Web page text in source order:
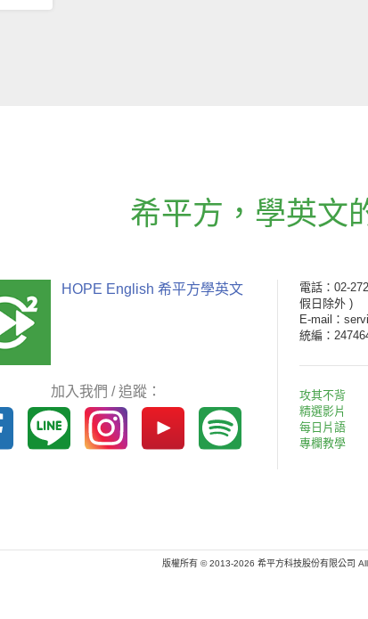
希平方 ， 學英文
HOPE English 希平方學英文
加入我們 / 追蹤：
電話：02-
假日除外 )
E-mail：
統編：
攻其不背
精選影片
每日片語
專欄教學
版權所有 © 2013-2026 希平方科技股份有限公司